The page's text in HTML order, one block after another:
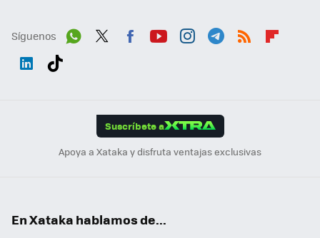
Síguenos
Suscríbete a
Apoya a Xataka y disfruta ventajas exclusivas
En Xataka hablamos de...